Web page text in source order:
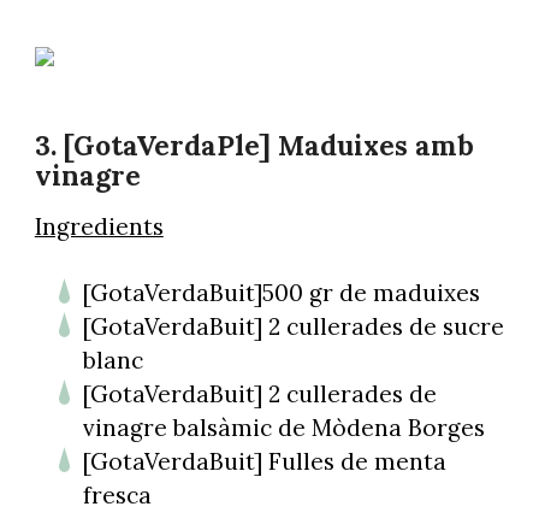
3. [GotaVerdaPle] Maduixes amb
vinagre
Ingredients
[GotaVerdaBuit]500 gr de maduixes
[GotaVerdaBuit] 2 cullerades de sucre
blanc
[GotaVerdaBuit] 2 cullerades de
vinagre balsàmic de Mòdena Borges
[GotaVerdaBuit] Fulles de menta
fresca